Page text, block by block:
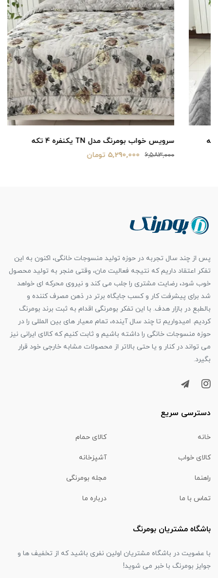
سرویس خواب بومرنگ مدل TN یکنفره 4 تکه
5,290,000 تومان
پس از چند سال تجربه در حوزه تولید منسوجات خانگی، اکنون به این
تفکر اعتقاد داریم که نتیجه فعالیت مان، وقتی منجر به تولید محصول
خوب شود، رضایت مشتری را جلب می کند و نیروی محرکه ای خواهد
شد برای پیشرفت کار و کسب جایگاه برتر در ذهن مصرف کننده و
بالطبع در بازار هدف. با این تفکر بومرنگی اقدام به ثبت برند بومرنگ
کردیم. امیدواریم تا چند سال آینده، تمام معیار های بین المللی را در
حوزه منسوجات خانگی را داشته باشیم و ثابت کنیم که کالای ایرانی نیز
می تواند در کنار و یا حتی بالاتر از محصولات مشابه خارجی خود قرار
بگیرد.
دسترسی سریع
خانه کالای حمام
کالای خواب آشپزخانه
راهنما مجله بومرنگی
تماس با ما درباره ما
باشگاه مشتریان بومرنگ
با عضویت در باشگاه مشتریان اولین نفری باشید که از تخفیف ها و
جوایز بومرنگ با خبر می شوید!